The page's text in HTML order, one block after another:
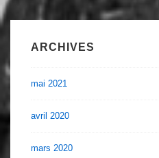
ARCHIVES
mai 2021
avril 2020
mars 2020